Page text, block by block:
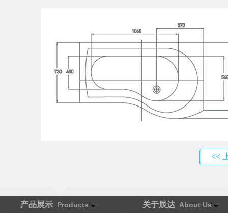
<<
产品展示 Products 关于辰达 About Us